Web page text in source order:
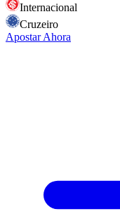
Internacional
Cruzeiro
Apostar Ahora